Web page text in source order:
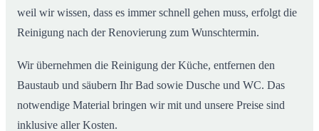
weil wir wissen, dass es immer schnell gehen muss, erfolgt die
Reinigung nach der Renovierung zum Wunschtermin.
Wir übernehmen die Reinigung der Küche, entfernen den
Baustaub und säubern Ihr Bad sowie Dusche und WC. Das
notwendige Material bringen wir mit und unsere Preise sind
inklusive aller Kosten.